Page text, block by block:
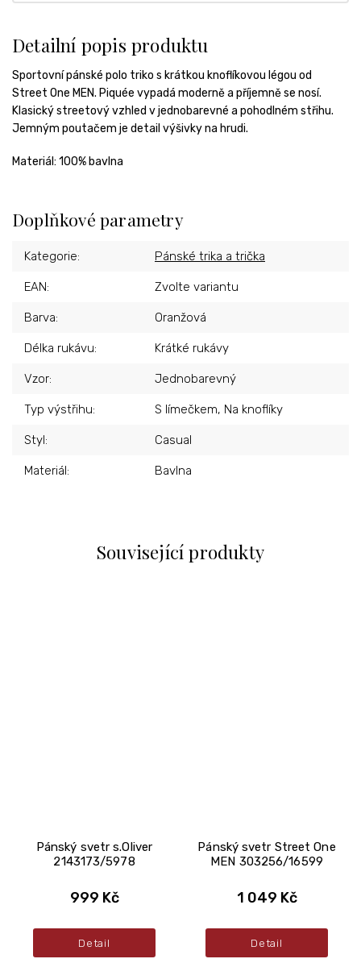
Související produkty
Pánský svetr s.Oliver
2143173/5978
999 Kč
Detail
Pánský svetr Street One
MEN 303256/16599
1 049 Kč
Detail
Detailní popis produktu
Sportovní pánské polo triko s krátkou knoflíkovou légou od
Street One MEN. Piquée vypadá moderně a příjemně se nosí.
Klasický streetový vzhled v jednobarevné a pohodlném střihu.
Jemným poutačem je detail výšivky na hrudi.
Materiál: 100% bavlna
Doplňkové parametry
Kategorie: Pánské trika a trička
EAN: Zvolte variantu
Barva: Oranžová
Délka rukávu: Krátké rukávy
Vzor: Jednobarevný
Typ výstřihu: S límečkem, Na knoflíky
Styl: Casual
Materiál: Bavlna